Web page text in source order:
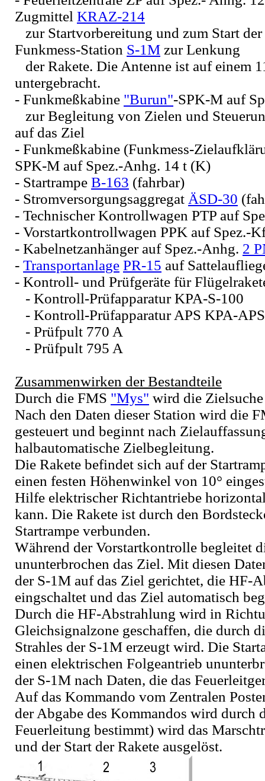
Zugmittel KRAZ-214
zur Startvorbereitung und zum Start
Funkmess-Station S-1M zur Lenkung
der Rakete. Die Antenne ist auf einem
untergebracht.
- Funkmeßkabine "Burun"-SPK-M auf
zur Begleitung von Zielen und
auf das Ziel
- Funkmeßkabine (Funkmess-
SPK-M auf Spez.-Anhg. 14 t (K)
- Startrampe B-163 (fahrbar)
- Stromversorgungsaggregat ÄSD-30
- Technischer Kontrollwagen PTP auf
- Vorstartkontrollwagen PPK auf Spez.-
- Kabelnetzanhänger auf Spez.-Anhg. 2
- Transportanlage PR-15 auf
- Kontroll- und Prüfgeräte für
- Kontroll-Prüfapparatur KPA-S-100
- Kontroll-Prüfapparatur APS KPA-APS
- Prüfpult 770 A
- Prüfpult 795 A
Zusammenwirken der Bestandteile
Durch die FMS "Mys" wird die
Nach den Daten dieser Station wird die
gesteuert und beginnt nach
halbautomatische Zielbegleitung.
Die Rakete befindet sich auf der
einen festen Höhenwinkel von 10°
Hilfe elektrischer Richtantriebe
kann. Die Rakete ist durch den
Startrampe verbunden.
Während der Vorstartkontrolle begleitet
ununterbrochen das Ziel. Mit diesen
der S-1M auf das Ziel gerichtet, die HF-
eingschaltet und das Ziel automatisch
Durch die HF-Abstrahlung wird in
Gleichsignalzone geschaffen, die durch
Strahles der S-1M erzeugt wird. Die
einen elektrischen Folgeantrieb
der S-1M nach Daten, die das
Auf das Kommando vom Zentralen
der Abgabe des Kommandos wird durch
Feuerleitung bestimmt) wird das
und der Start der Rakete ausgelöst.